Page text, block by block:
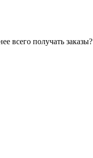
всего получать заказы?